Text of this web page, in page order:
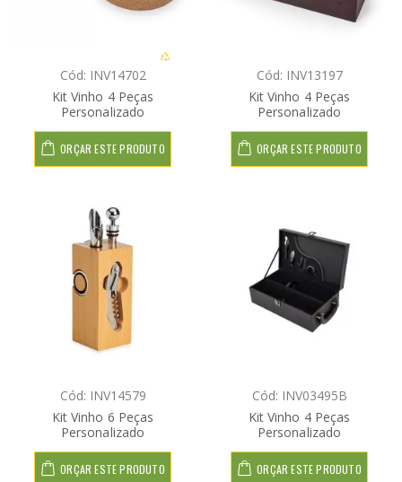
Cód: INV14702
Kit Vinho 4 Peças
Personalizado
ORÇAR ESTE PRODUTO
Cód: INV13197
Kit Vinho 4 Peças
Personalizado
ORÇAR ESTE PRODUTO
Cód: INV14579
Kit Vinho 6 Peças
Personalizado
ORÇAR ESTE PRODUTO
Cód: INV03495B
Kit Vinho 4 Peças
Personalizado
ORÇAR ESTE PRODUTO